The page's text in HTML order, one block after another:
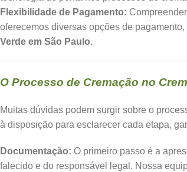
Flexibilidade de Pagamento:
oferecemos diversas opções de
Verde em São Paulo.
O Processo de Cremação no
Muitas dúvidas podem surgir sobre o
à disposição para esclarecer cada etapa,
Documentação: O primeiro passo é a
falecido e do responsável legal. Nossa